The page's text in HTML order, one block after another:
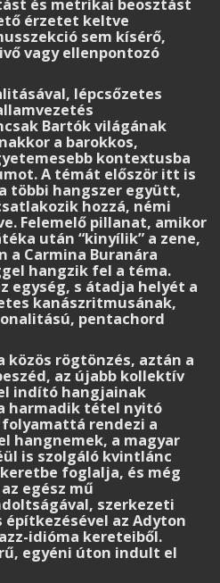
és metrikai beosztást
érzetet keltve
sem kísérő,
vagy ellenpontozó
lépcsőzetes
Bartók világának
a barokkos,
kontextusba
A témát először itt is
többi hangszer együtt,
hozzá, némi
Felemelő pillanat, amikor
után “kinyílik” a zene,
a Carmina Buranára
hangzik fel a téma.
egység, s átadja helyét a
kanászritmusának,
pentachord
közös rögtönzés, aztán a
az újabb kollektív
indító hangjainak
harmadik tétel nyitó
rendezi a
hangnemek, a magyar
is szolgáló kvintlánc
foglalja, és még
egész mű
szerkezeti
az Adyton
idióma kereteiből.
egyéni úton indult el